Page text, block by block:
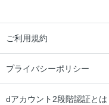
ご利用規約
プライバシーポリシー
dアカウント2段階認証とは